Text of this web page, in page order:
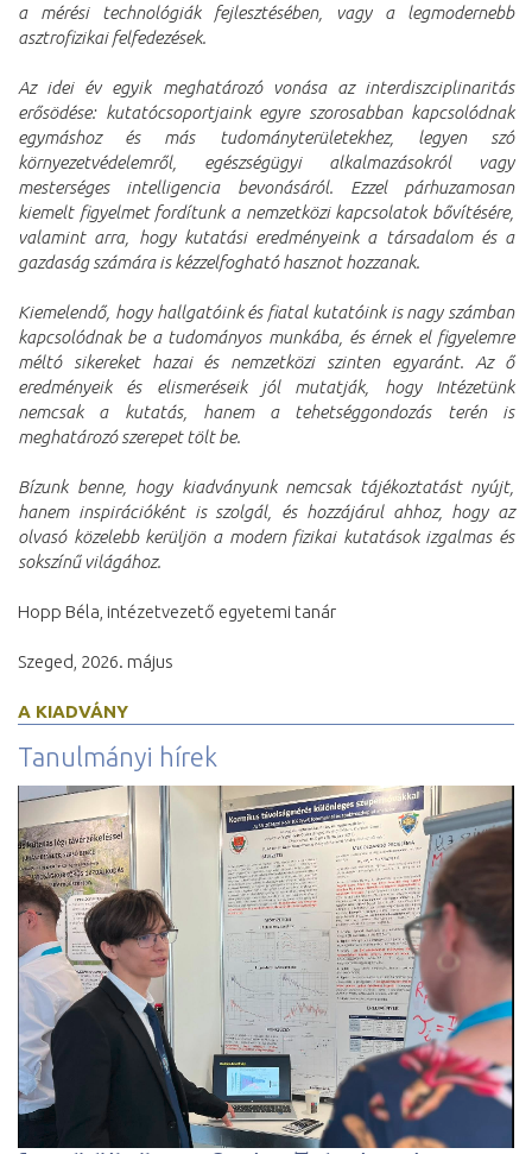
a mérési technológiák fejlesztésében, vagy a legmodernebb
asztrofizikai felfedezések.
Az idei év egyik meghatározó vonása az interdiszciplinaritás
erősödése: kutatócsoportjaink egyre szorosabban kapcsolódnak
egymáshoz és más tudományterületekhez, legyen szó
környezetvédelemről, egészségügyi alkalmazásokról vagy
mesterséges intelligencia bevonásáról. Ezzel párhuzamosan
kiemelt figyelmet fordítunk a nemzetközi kapcsolatok bővítésére,
valamint arra, hogy kutatási eredményeink a társadalom és a
gazdaság számára is kézzelfogható hasznot hozzanak.
Kiemelendő, hogy hallgatóink és fiatal kutatóink is nagy számban
kapcsolódnak be a tudományos munkába, és érnek el figyelemre
méltó sikereket hazai és nemzetközi szinten egyaránt. Az ő
eredményeik és elismeréseik jól mutatják, hogy Intézetünk
nemcsak a kutatás, hanem a tehetséggondozás terén is
meghatározó szerepet tölt be.
Bízunk benne, hogy kiadványunk nemcsak tájékoztatást nyújt,
hanem inspirációként is szolgál, és hozzájárul ahhoz, hogy az
olvasó közelebb kerüljön a modern fizikai kutatások izgalmas és
sokszínű világához.
Hopp Béla, intézetvezető egyetemi tanár
Szeged, 2026. május
A KIADVÁNY
Tanulmányi hírek